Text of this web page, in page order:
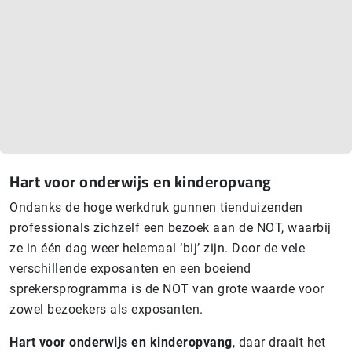
Hart voor onderwijs en kin­der­op­vang
Ondanks de hoge werkdruk gunnen tienduizenden
professionals zichzelf een bezoek aan de NOT, waarbij
ze in één dag weer helemaal ‘bij’ zijn. Door de vele
verschillende exposanten en een boeiend
sprekersprogramma is de NOT van grote waarde voor
zowel bezoekers als exposanten.
Hart voor onderwijs en kinderopvang, daar draait het